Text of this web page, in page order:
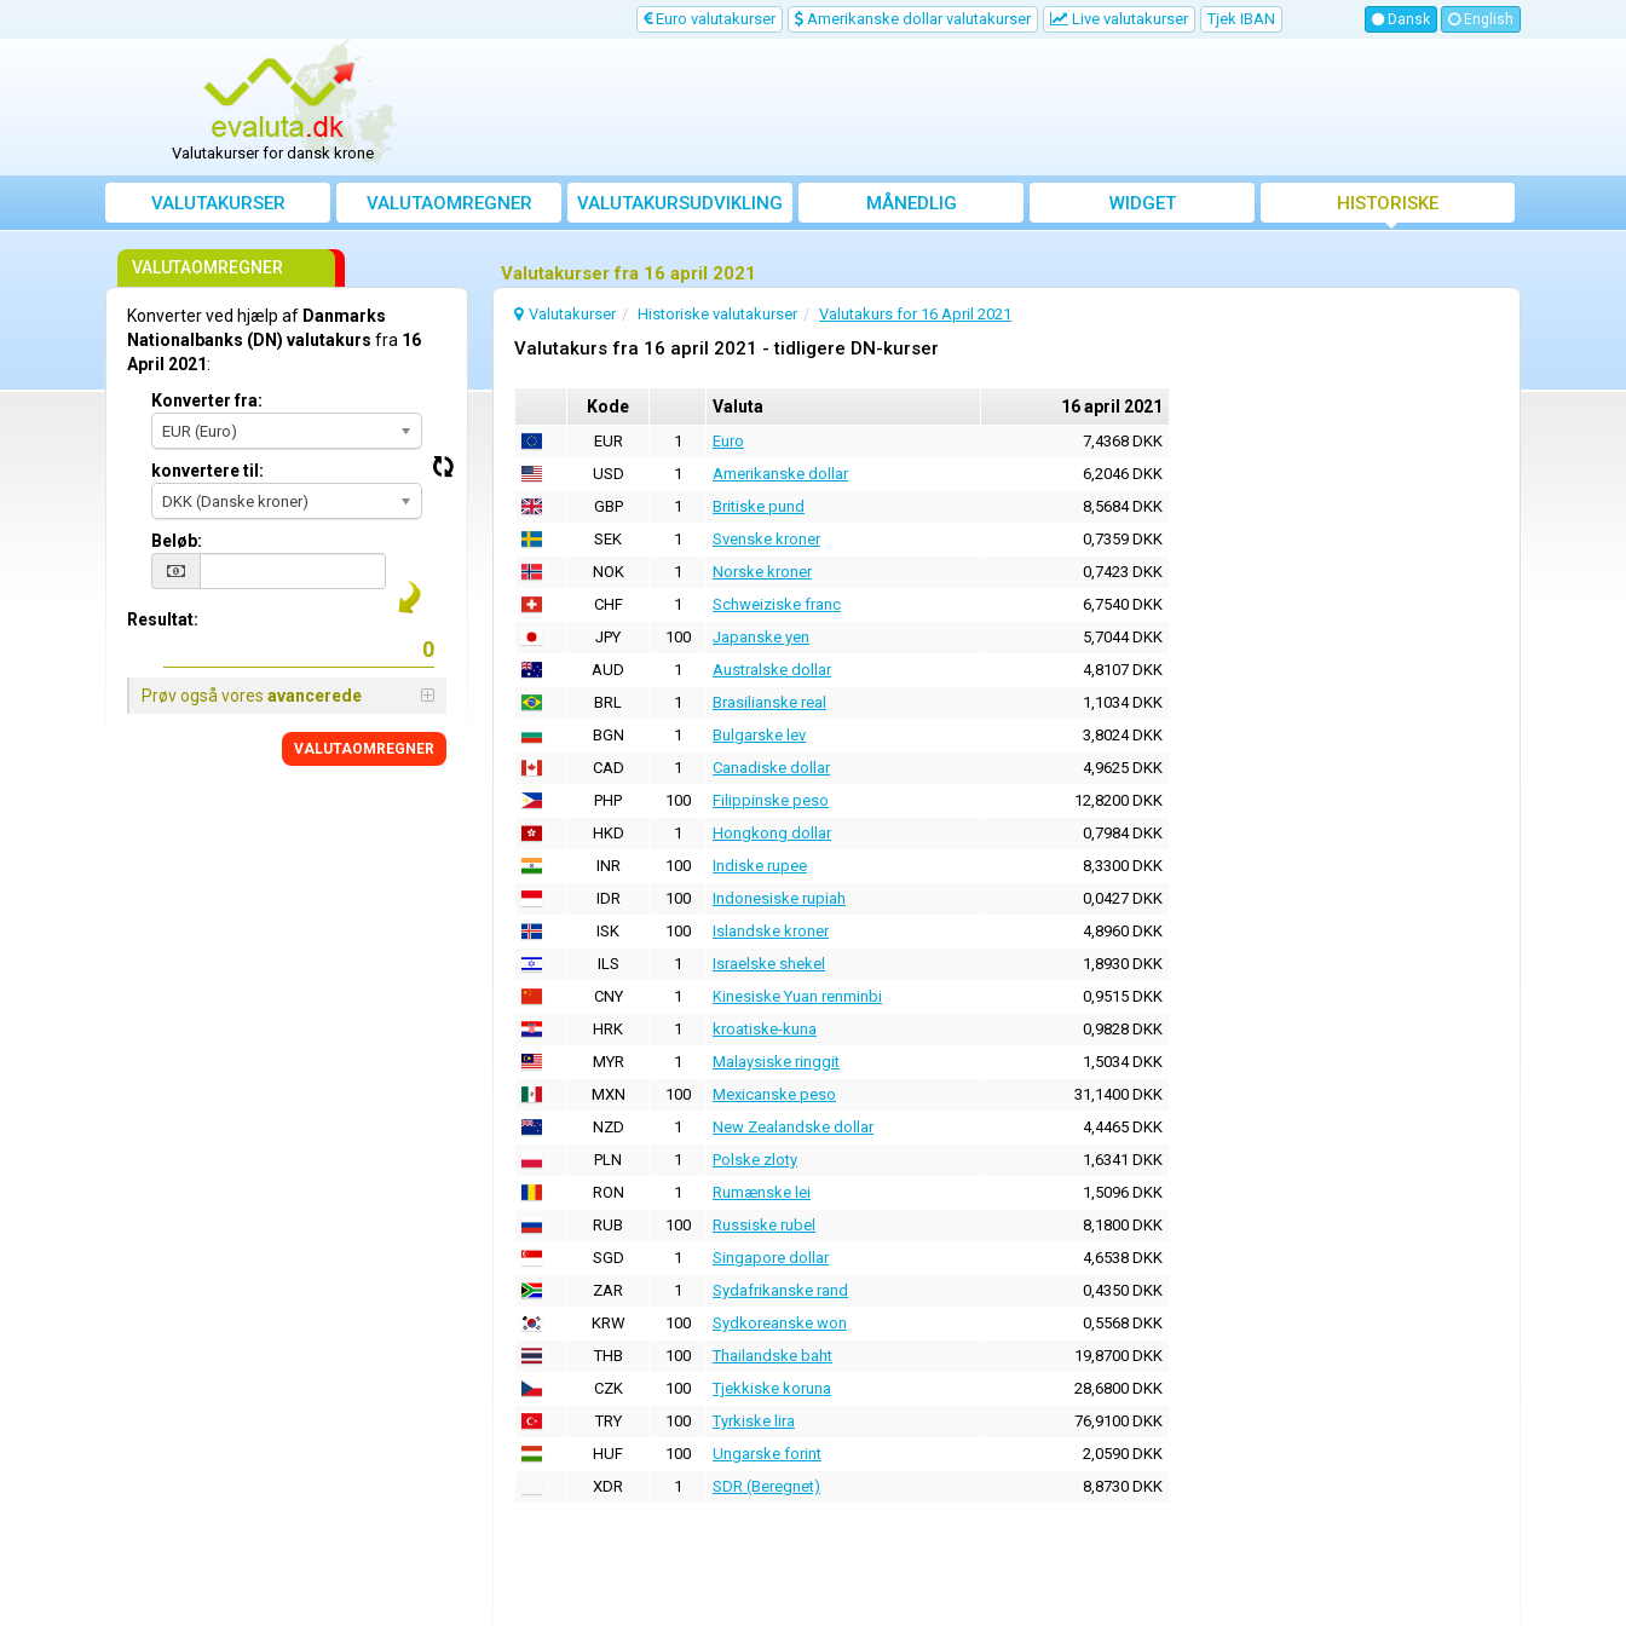
Euro valutakurser Amerikanske dollar valutakurser Live valutakurser Tjek IBAN Dansk English
Valutakurser for dansk krone
VALUTAKURSER VALUTAOMREGNER VALUTAKURSUDVIKLING
MÅNEDLIG
GENNEMSNITSKURS
WIDGET
HISTORISKE
VALUTAKURSER
Valutakurser fra 16 april 2021
Valutakurser Historiske valutakurser Valutakurs for 16 April 2021
Valutakurs fra 16 april 2021 - tidligere DN-kurser
Kode Valuta 16 april 2021
EUR 1 Euro
7,4368 DKK
USD
1 Amerikanske dollar
6,2046 DKK
GBP
1 Britiske pund
8,5684 DKK
SEK
1 Svenske kroner
0,7359 DKK
NOK
1 Norske kroner
0,7423 DKK
CHF
1 Schweiziske franc
6,7540 DKK
JPY
100 Japanske yen
5,7044 DKK
AUD
1 Australske dollar
4,8107 DKK
BRL
1 Brasilianske real
1,1034 DKK
BGN
1 Bulgarske lev
3,8024 DKK
CAD
1 Canadiske dollar
4,9625 DKK
PHP
100 Filippinske peso
12,8200 DKK
HKD
1 Hongkong dollar
0,7984 DKK
INR
100 Indiske rupee
8,3300 DKK
IDR
100 Indonesiske rupiah
0,0427 DKK
ISK
100 Islandske kroner
4,8960 DKK
ILS
1 Israelske shekel
1,8930 DKK
CNY
1 Kinesiske Yuan renminbi
0,9515 DKK
HRK
1 kroatiske-kuna
0,9828 DKK
MYR
1 Malaysiske ringgit
1,5034 DKK
MXN
100 Mexicanske peso
31,1400 DKK
NZD
1 New Zealandske dollar
4,4465 DKK
PLN
1 Polske zloty
1,6341 DKK
RON
1 Rumænske lei
1,5096 DKK
RUB
100 Russiske rubel
8,1800 DKK
SGD
1 Singapore dollar
4,6538 DKK
ZAR
1 Sydafrikanske rand
0,4350 DKK
KRW
100 Sydkoreanske won
0,5568 DKK
THB
100 Thailandske baht
19,8700 DKK
CZK
100 Tjekkiske koruna
28,6800 DKK
TRY
100 Tyrkiske lira
76,9100 DKK
HUF
100 Ungarske forint
2,0590 DKK
XDR
1 SDR (Beregnet) 8,8730 DKK
VALUTAOMREGNER
Konverter ved hjælp af Danmarks
Nationalbanks (DN) valutakurs fra 16
April 2021:
Konverter fra:
EUR (Euro)
konvertere til:
DKK (Danske kroner)
Beløb:
Resultat:
Prøv også vores avancerede
VALUTAOMREGNER